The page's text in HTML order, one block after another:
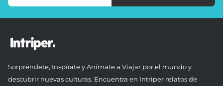
Sorpréndete, Inspírate y Anímate a Viajar por el mundo y
descubrir nuevas culturas. Encuentra en Intriper relatos de